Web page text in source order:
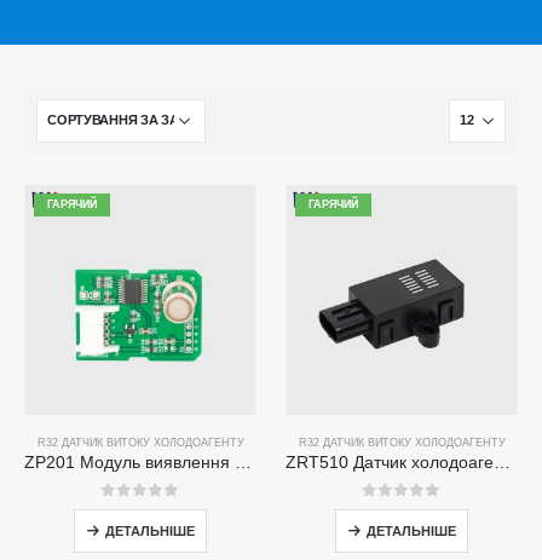
ГАРЯЧИЙ
R32 ДАТЧИК ВИТОКУ ХОЛОДОАГЕНТУ
0з 5
ДЕТАЛЬНІШЕ
ГАРЯЧИЙ
R32 ДАТЧИК ВИТОКУ ХОЛОДОАГЕНТУ
0з 5
ДЕТАЛЬНІШЕ